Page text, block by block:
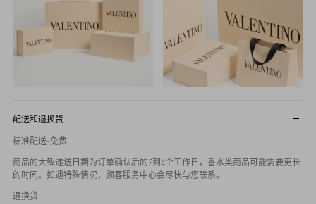
配送和退换货
标准配送-免费
商品的大致递送日期为订单确认后的2到4个工作日，香水类商品可能需要更长
的时间。如遇特殊情况，顾客服务中心会尽快与您联系。
退换货